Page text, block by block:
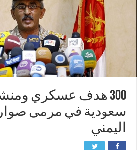
300 هدف عسكري
سعودية في مرمى
اليمني